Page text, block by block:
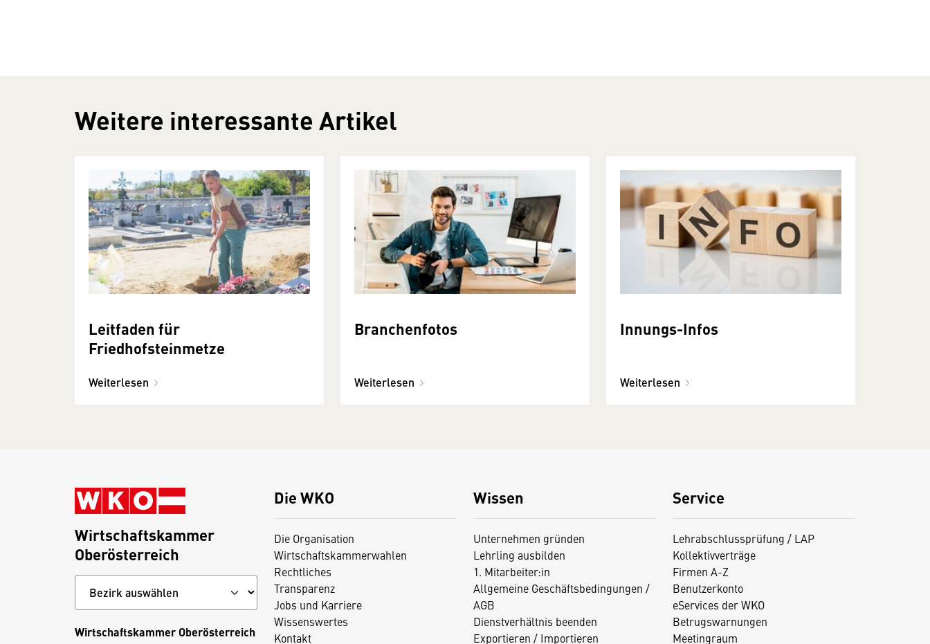
Weitere interessante Artikel
Leitfaden für
Friedhofsteinmetze
Weiterlesen
Branchenfotos
Weiterlesen
Innungs-Infos
Weiterlesen
Die WKO
Die Organisation
Wirtschaftskammerwahlen
Rechtliches
Transparenz
Jobs und Karriere
Wissenswertes
Kontakt
Wissen
Unternehmen gründen
Lehrling ausbilden
1. Mitarbeiter:in
Allgemeine Geschäftsbedingungen /
AGB
Dienstverhältnis beenden
Exportieren / Importieren
Service
Lehrabschlussprüfung / LAP
Kollektivverträge
Firmen A-Z
Benutzerkonto
eServices der WKO
Betrugswarnungen
Meetingraum
Wirtschaftskammer
Oberösterreich
Wirtschaftskammer Oberösterreich